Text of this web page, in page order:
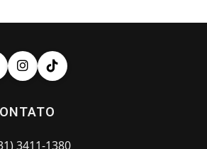
3411-1380